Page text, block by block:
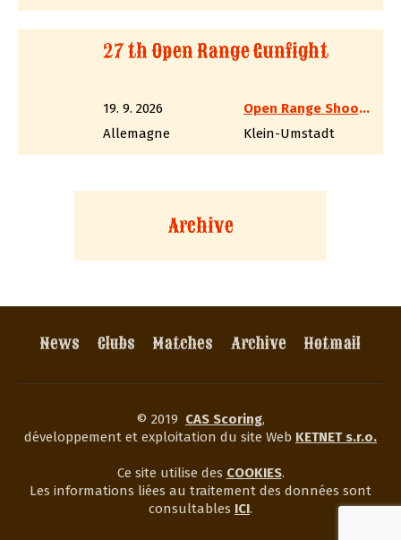
27 th Open Range Gunfight
19. 9. 2026
Open Range Shooter
Allemagne
Klein-Umstadt
Archive
News Clubs Matches Archive Hotmail
© 2019 CAS Scoring,
développement et exploitation du site Web KETNET s.r.o.
Ce site utilise des COOKIES.
Les informations liées au traitement des données sont
consultables ICI.